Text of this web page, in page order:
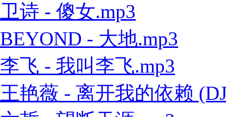
卫诗 - 傻女.mp3
BEYOND - 大地.mp3
李飞 - 我叫李飞.mp3
王艳薇 - 离开我的依赖